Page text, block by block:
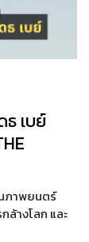
ธ เบย์
ภาพยนตร์
ล้างโลก และ